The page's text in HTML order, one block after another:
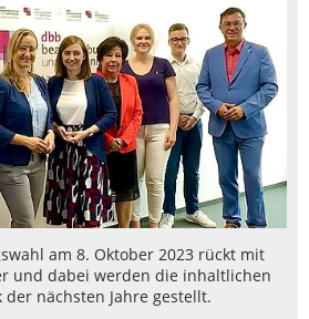
am 8. Oktober 2023 rückt mit
und dabei werden die inhaltlichen
nächsten Jahre gestellt.